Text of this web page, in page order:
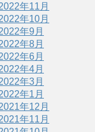
年11月
年10月
年9月
年8月
年6月
年4月
年3月
年1月
年12月
年11月